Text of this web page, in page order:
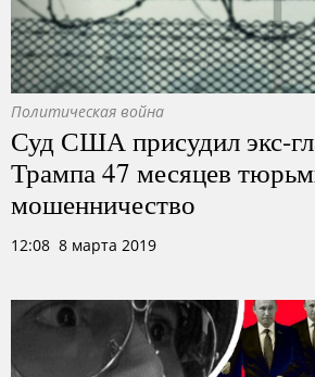
Политическая война
Суд США присудил экс-
Трампа 47 месяцев
мошенничество
12:08 8 марта 2019